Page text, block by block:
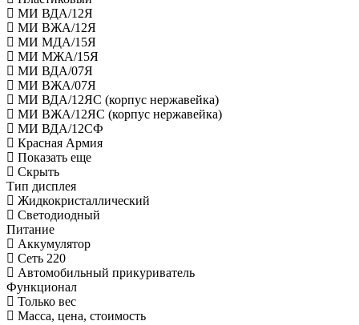
МИ ВДА/12Я
МИ ВЖА/12Я
МИ МДА/15Я
МИ МЖА/15Я
МИ ВДА/07Я
МИ ВЖА/07Я
МИ ВДА/12ЯС (корпус нержавейка)
МИ ВЖА/12ЯС (корпус нержавейка)
МИ ВДА/12СФ
Красная Армия
Показать еще
Скрыть
Тип дисплея
Жидкокристаллический
Светодиодный
Питание
Аккумулятор
Сеть 220
Автомобильный прикуриватель
Функционал
Только вес
Масса, цена, стоимость